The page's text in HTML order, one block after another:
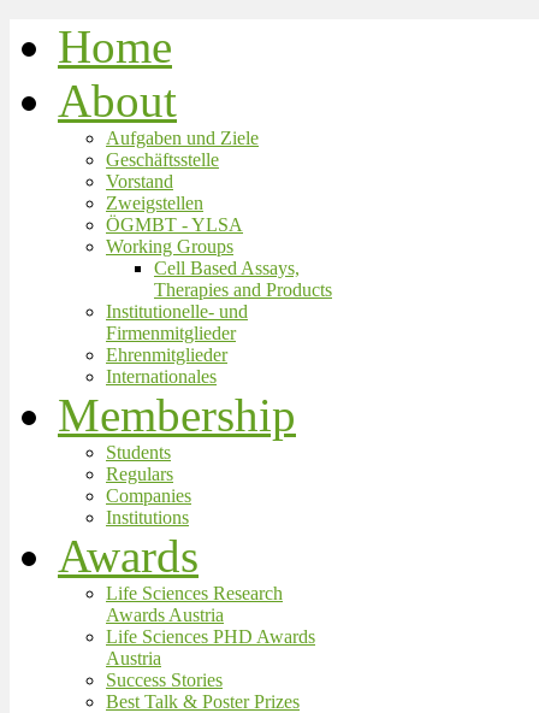
Home
About
Aufgaben und Ziele
Geschäftsstelle
Vorstand
Zweigstellen
ÖGMBT - YLSA
Working Groups
Cell Based Assays,
Therapies and Products
Institutionelle- und
Firmenmitglieder
Ehrenmitglieder
Internationales
Membership
Students
Regulars
Companies
Institutions
Awards
Life Sciences Research
Awards Austria
Life Sciences PHD Awards
Austria
Success Stories
Best Talk & Poster Prizes